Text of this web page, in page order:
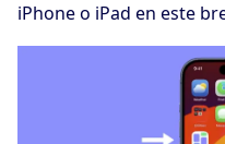
iPhone o iPad en este